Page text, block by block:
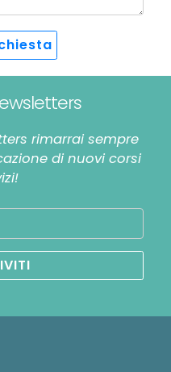
rimarrai sempre
di nuovi corsi